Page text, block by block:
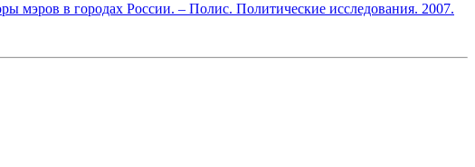
мэров в городах России. – Полис. Политические исследования. 2007.